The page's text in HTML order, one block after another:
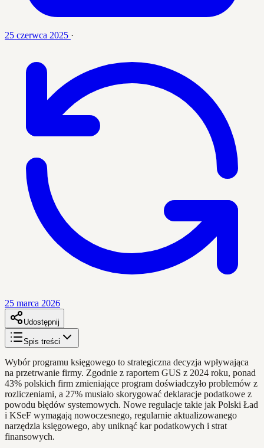
25 czerwca 2025 ·
25 marca 2026
Udostępnij
Spis treści
Wybór programu księgowego to strategiczna decyzja wpływająca
na przetrwanie firmy. Zgodnie z raportem GUS z 2024 roku, ponad
43% polskich firm zmieniające program doświadczyło problemów z
rozliczeniami, a 27% musiało skorygować deklaracje podatkowe z
powodu błędów systemowych. Nowe regulacje takie jak Polski Ład
i KSeF wymagają nowoczesnego, regularnie aktualizowanego
narzędzia księgowego, aby uniknąć kar podatkowych i strat
finansowych.